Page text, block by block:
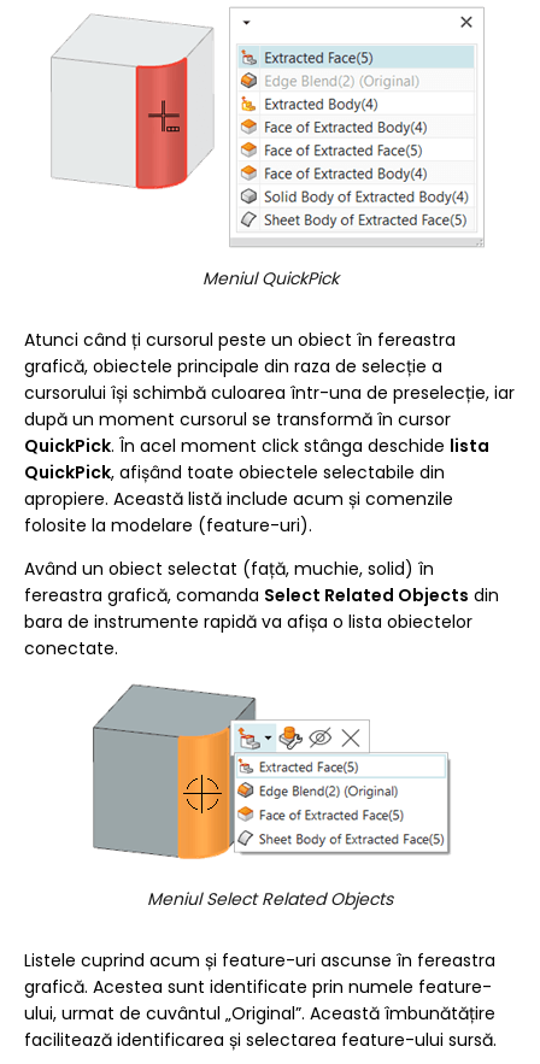
Meniul QuickPick
Atunci când ți cursorul peste un obiect în fereastra
grafică, obiectele principale din raza de selecție a
cursorului își schimbă culoarea într-una de preselecție, iar
după un moment cursorul se transformă în cursor
QuickPick. În acel moment click stânga deschide lista
QuickPick, afișând toate obiectele selectabile din
apropiere. Această listă include acum și comenzile
folosite la modelare (feature-uri).
Având un obiect selectat (față, muchie, solid) în
fereastra grafică, comanda Select Related Objects din
bara de instrumente rapidă va afișa o lista obiectelor
conectate.
Meniul Select Related Objects
Listele cuprind acum și feature-uri ascunse în fereastra
grafică. Acestea sunt identificate prin numele feature-
ului, urmat de cuvântul „Original”. Această îmbunătățire
facilitează identificarea și selectarea feature-ului sursă.